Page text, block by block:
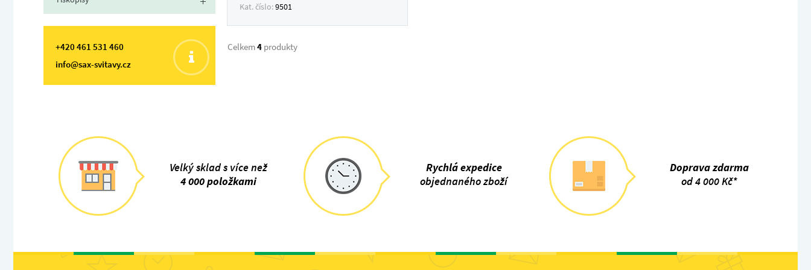
+420 461 531 460
info@sax-svitavy.cz
Kat. číslo:9501
Celkem4 produkty
Velký sklad s více než
4 000 položkami
Rychlá expedice
objednaného zboží
Doprava zdarma
od 4 000 Kč*